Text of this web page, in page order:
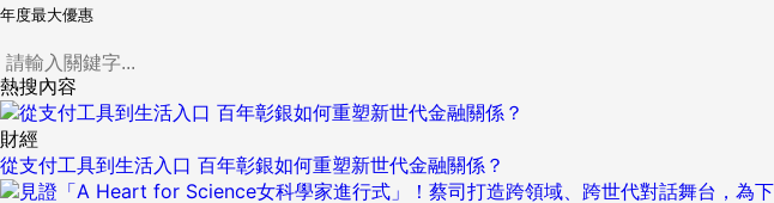
年度最大優惠
熱搜內容
財經
從支付工具到生活入口 百年彰銀如何重塑新世代金融關係？